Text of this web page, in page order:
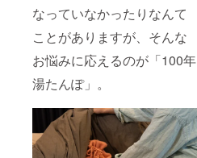
なっていなかったりなんて
ことがありますが、そんな
お悩みに応えるのが「100年
湯たんぽ」。